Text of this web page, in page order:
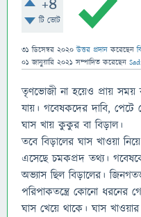
+4
টি ভোট
31 ডিসেম্বর 2020 উত্তর প্রদান করেছেন
01 জানুয়ারি 2021 সম্পাদিত করেছেন
তৃণভোজী না হয়েও প্রায়
যায়। গবেষকদের দাবি,
ঘাস খায় কুকুর বা বিড়াল।
তবে বিড়ালের ঘাস খাওয়া
এসেছে চমকপ্রদ তথ্য।
অভ্যাস ছিল বিড়ালের।
পরিপাকতন্ত্রে কোনো ধরনের
ঘাস খেয়ে থাকে। ঘাস